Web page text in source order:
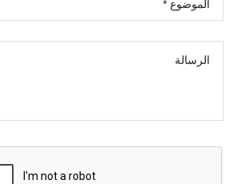
الموضوع *
الرسالة